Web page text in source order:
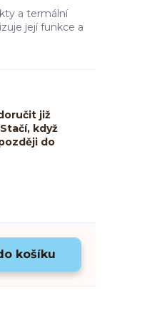
a termální
její funkce a
již
když
do
košíku